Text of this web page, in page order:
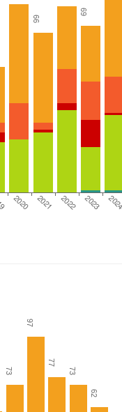
66
69
2020 2021 2022 2023
73
97
77
73
62